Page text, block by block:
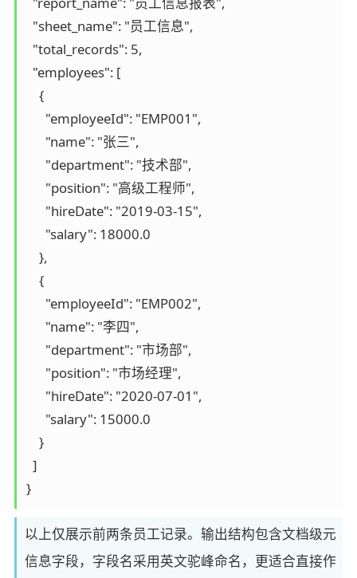
  "sheet_name": "员工信息",
  "total_records": 5,
  "employees": [
    {
      "employeeId": "EMP001",
      "name": "张三",
      "department": "技术部",
      "position": "高级工程师",
      "hireDate": "2019-03-15",
      "salary": 18000.0
    },
    {
      "employeeId": "EMP002",
      "name": "李四",
      "department": "市场部",
      "position": "市场经理",
      "hireDate": "2020-07-01",
      "salary": 15000.0
    }
  ]
}
以上仅展示前两条员工记录。输出结构包含文档级元
信息字段，字段名采用英文驼峰命名，更适合直接作